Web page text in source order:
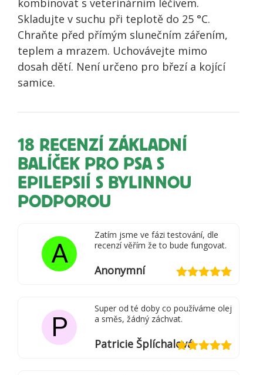
kombinovat s veterinárním léčivem.
Skladujte v suchu při teplotě do 25 °C.
Chraňte před přímým slunečním zářením,
teplem a mrazem. Uchovávejte mimo
dosah dětí. Není určeno pro březí a kojící
samice.
18 RECENZÍ ZÁKLADNÍ
BALÍČEK PRO PSA S
EPILEPSIÍ S BYLINNOU
PODPOROU
A
Zatím jsme ve fázi testování, dle
recenzí věřím že to bude fungovat.
Anonymní
P
Super od té doby co používáme olej
a směs, žádný záchvat.
Patricie Šplíchalová